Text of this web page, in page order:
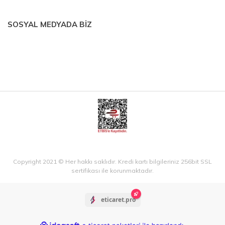
SOSYAL MEDYADA BİZ
Copyright 2021 © Her hakkı saklıdır. Kredi kartı bilgileriniz 256bit SSL
sertifikası ile korunmaktadır.
eticaret.pro